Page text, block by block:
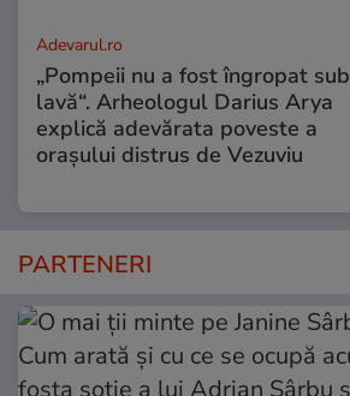
Adevarul.ro
„Pompeii nu a fost îngropat sub
lavă“. Arheologul Darius Arya
explică adevărata poveste a
orașului distrus de Vezuviu
PARTENERI